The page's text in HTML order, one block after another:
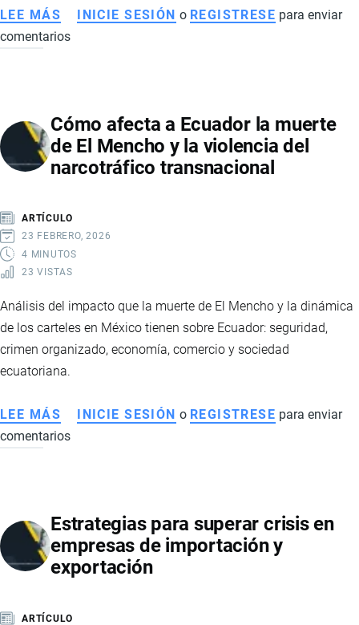
LEE MÁS SOBRE
ECUADOR
COMERCIALES
CON
MEDIO
Y
ASIA:
IMPACTO
INICIE SESIÓN o REGISTRESE para enviar
comentarios
Cómo afecta a Ecuador la muerte
de El Mencho y la violencia del
narcotráfico transnacional
ARTÍCULO
23 FEBRERO, 2026
4 MINUTOS
23 VISTAS
Análisis del impacto que la muerte de El Mencho y la dinámica
de los carteles en México tienen sobre Ecuador: seguridad,
crimen organizado, economía, comercio y sociedad
ecuatoriana.
LEE MÁS SOBRE
CÓMO
LA
MUERTE
DE
INICIE SESIÓN o REGISTRESE para enviar
comentarios
Estrategias para superar crisis en
empresas de importación y
exportación
ARTÍCULO